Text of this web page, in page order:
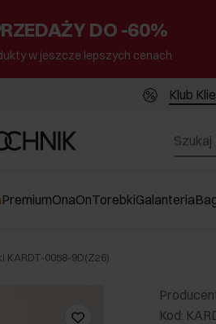
DO -60%
w jeszcze lepszych cenach
Klub
PremiumOnaOnTorebkiGalanteria
KARDT-0058-9D(Z26)
Kod: